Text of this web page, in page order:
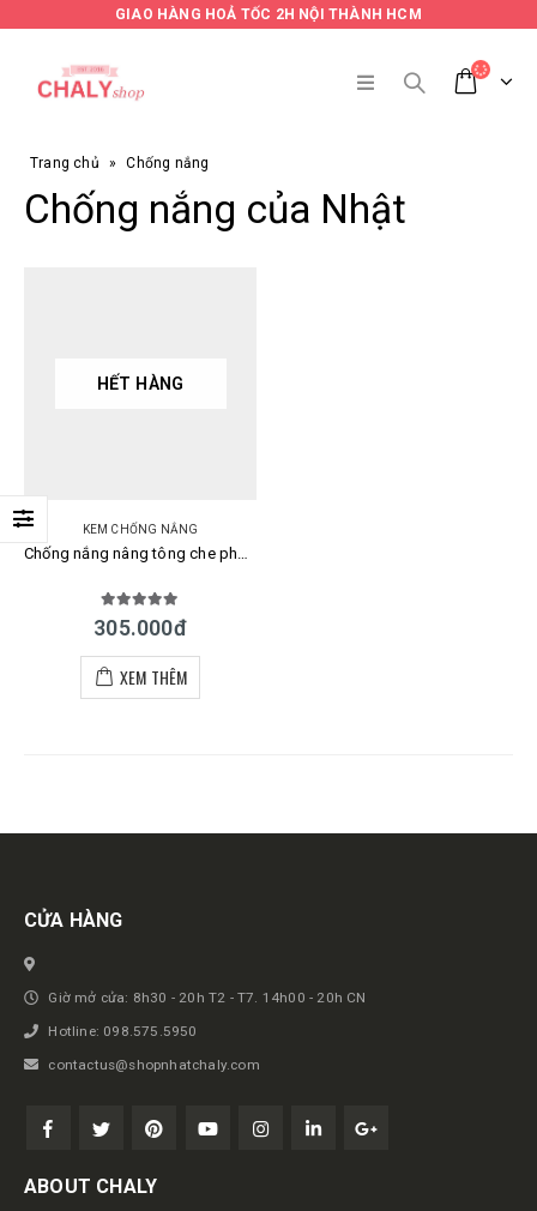
GIAO HÀNG HOẢ TỐC 2H NỘI THÀNH HCM
Trang chủ » Chống nắng
Chống nắng của Nhật
HẾT HÀNG
KEM CHỐNG NẮNG
Chống nắng nâng tông che phủ Illumi Skin UV Essence mẫu mới
5.00 out of 5
305.000đ
XEM THÊM
Get in touch
CỬA HÀNG
Giờ mở cửa: 8h30 - 20h T2 - T7. 14h00 - 20h CN
Hotline: 098.575.5950
contactus@shopnhatchaly.com
ABOUT CHALY